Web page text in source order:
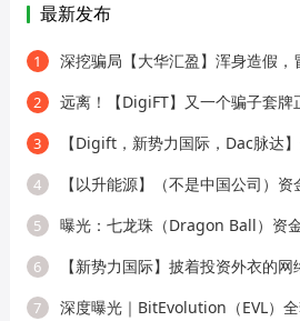
最新发布
1 深挖骗局【大华汇盈】浑身造假，冒用
2 远离！【DigiFT】又一个骗子套牌正规公司
3 【Digift，新势力国际，Dac脉达】这几个项
4 【以升能源】（不是中国公司）资金盘骗局，
5 曝光：七龙珠（Dragon Ball）资金盘疯狂蔓延
6 【新势力国际】披着投资外衣的网
7 深度曝光｜BitEvolution（EVL）全套包装骗局！